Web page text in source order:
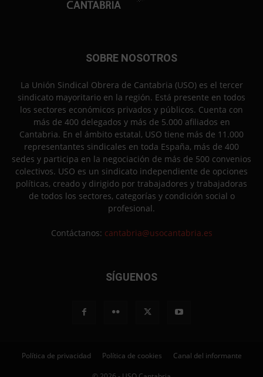
SOBRE NOSOTROS
La Unión Sindical Obrera de Cantabria (USO) es el tercer
sindicato mayoritario en la región. Está presente en todos
los sectores económicos privados y públicos. Cuenta con
más de 400 delegados y más de 5.000 afiliados en
Cantabria. En el ámbito estatal, USO tiene más de 11.000
representantes sindicales en toda España, más de 400
sedes y participa en la negociación de más de 500 convenios
colectivos. USO es un sindicato independiente de opciones
políticas, creado y dirigido por trabajadores y trabajadoras
de todos los sectores, categorías y condición social o
profesional.
Contáctanos: cantabria@usocantabria.es
SÍGUENOS
Política de privacidad Política de cookies Canal del informante